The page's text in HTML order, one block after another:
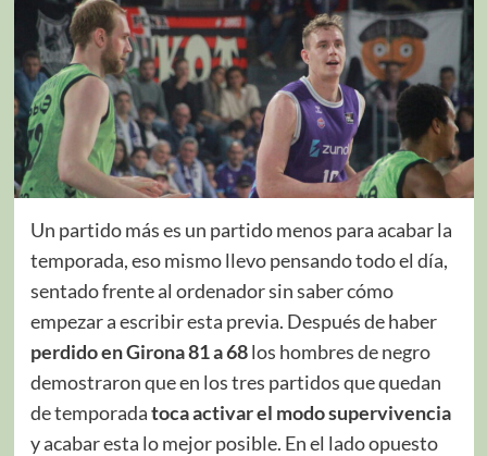
Un partido más es un partido menos para acabar la
temporada, eso mismo llevo pensando todo el día,
sentado frente al ordenador sin saber cómo
empezar a escribir esta previa. Después de haber
perdido en Girona 81 a 68los hombres de negro
demostraron que en los tres partidos que quedan
de temporadatoca activar el modo supervivencia
y acabar esta lo mejor posible. En el lado opuesto